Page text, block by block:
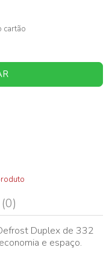
cartão
Duplex de 332
e espaço.